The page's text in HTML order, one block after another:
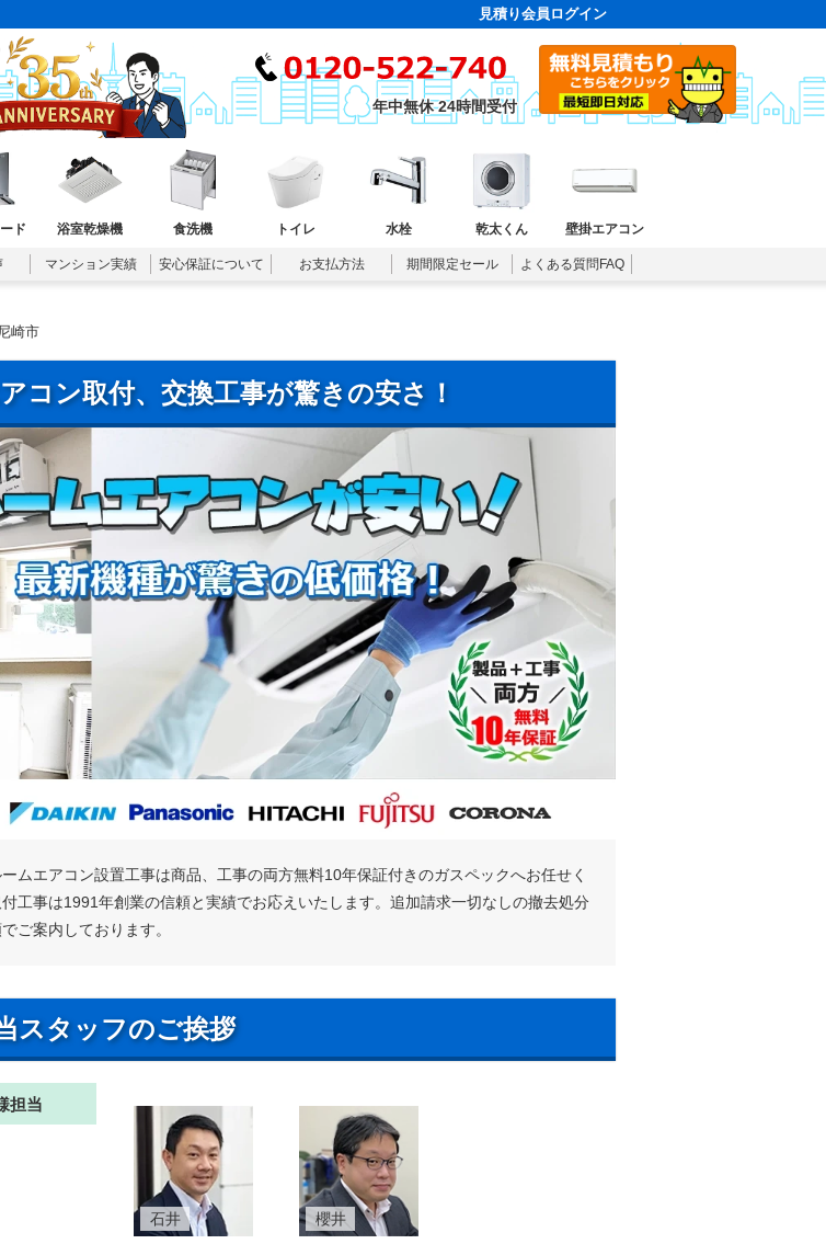
見積り会員ログイン
年中無休 24時間受付
ド 浴室乾燥機 食洗機 トイレ 水栓 乾太くん 壁掛エアコン
マンション実績 安心保証について お支払方法 期間限定セール よくある質問FAQ
崎市
コン取付、交換工事が驚きの安さ！
ムエアコン設置工事は商品、工事の両方無料10年保証付きのガスペックへお任せく
工事は1991年創業の信頼と実績でお応えいたします。追加請求一切なしの撤去処分
ご案内しております。
スタッフのご挨拶
担当
石井 櫻井